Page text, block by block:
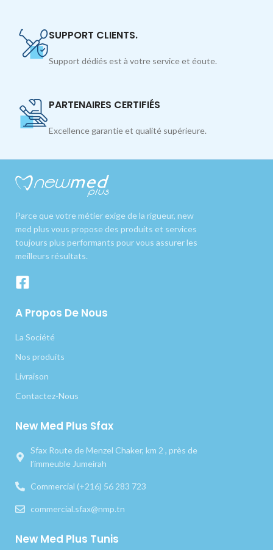
SUPPORT CLIENTS.
Support dédiés est à votre service et éoute.
PARTENAIRES CERTIFIÉS
Excellence garantie et qualité supérieure.
Parce que votre métier exige de la rigueur, new
med plus vous propose des produits et services
toujours plus performants pour vous assurer les
meilleurs résultats.
A Propos De Nous
La Société
Nos produits
Livraison
Contactez-Nous
New Med Plus Sfax
Sfax Route de Menzel Chaker, km 2 , près de
l’immeuble Jumeirah
Commercial (+216) 56 283 723
commercial.sfax@nmp.tn
New Med Plus Tunis